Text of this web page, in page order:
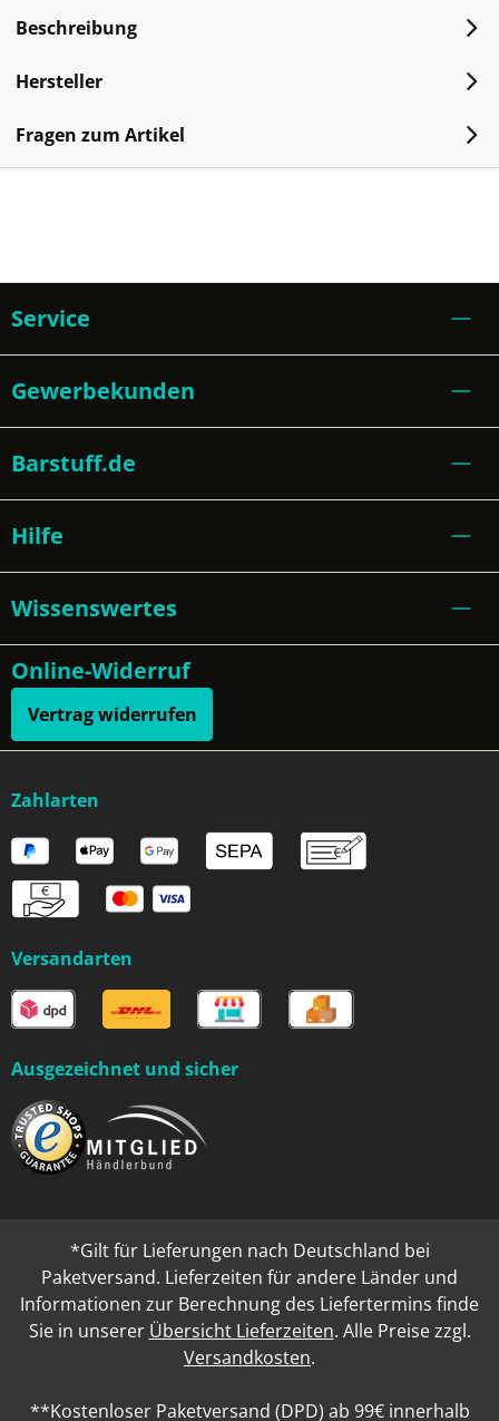
Beschreibung
Hersteller
Fragen zum Artikel
Service
Gewerbekunden
Barstuff.de
Hilfe
Wissenswertes
Online-Widerruf
Vertrag widerrufen
Zahlarten
Versandarten
Ausgezeichnet und sicher
*Gilt für Lieferungen nach Deutschland bei
Paketversand. Lieferzeiten für andere Länder und
Informationen zur Berechnung des Liefertermins finde
Sie in unserer Übersicht Lieferzeiten. Alle Preise zzgl.
Versandkosten.
**Kostenloser Paketversand (DPD) ab 99€ innerhalb